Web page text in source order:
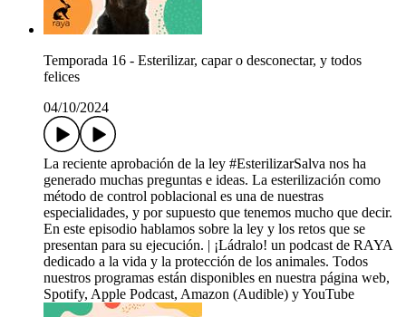
Temporada 16 - Esterilizar, capar o desconectar, y todos
felices
04/10/2024
La reciente aprobación de la ley #EsterilizarSalva nos ha
generado muchas preguntas e ideas. La esterilización como
método de control poblacional es una de nuestras
especialidades, y por supuesto que tenemos mucho que decir.
En este episodio hablamos sobre la ley y los retos que se
presentan para su ejecución. | ¡Ládralo! un podcast de RAYA
dedicado a la vida y la protección de los animales. Todos
nuestros programas están disponibles en nuestra página web,
Spotify, Apple Podcast, Amazon (Audible) y YouTube